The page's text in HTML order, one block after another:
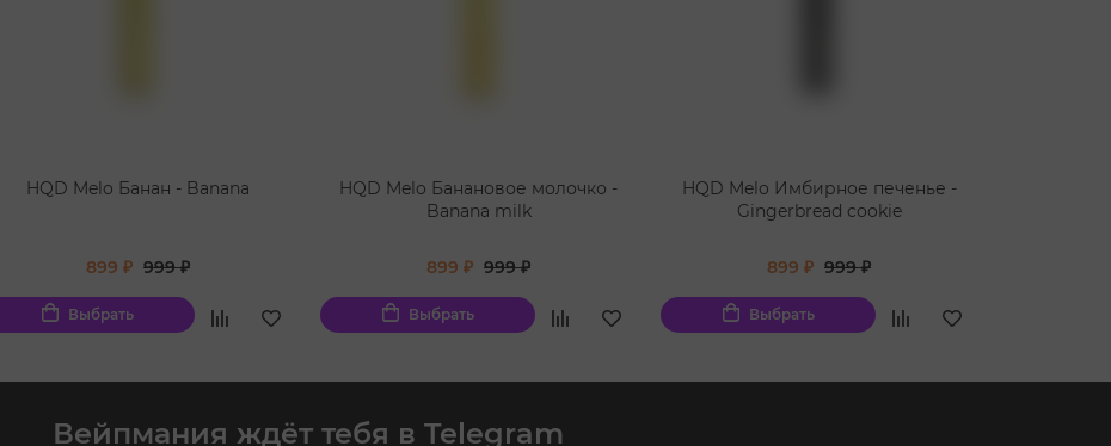
HQD Melo Банан - Banana
899 ₽ 999 ₽
Выбрать
HQD Melo Банановое молочко -
Banana milk
899 ₽ 999 ₽
Выбрать
HQD Melo Имбирное печенье -
Gingerbread cookie
899 ₽ 999 ₽
Выбрать
Вейпмания ждёт тебя в Telegram